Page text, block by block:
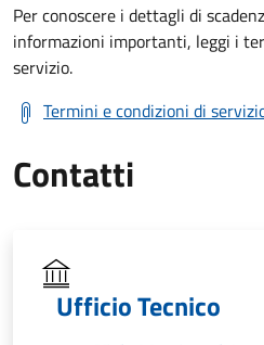
Per conoscere i dettagli di
informazioni importanti, leggi i
servizio.
Termini e condizioni di
Contatti
Ufficio Tecnico